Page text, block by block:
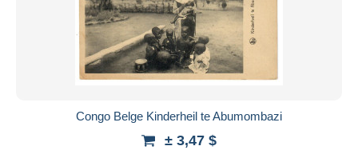
Congo Belge Kinderheil te Abumombazi
± 3,47 $